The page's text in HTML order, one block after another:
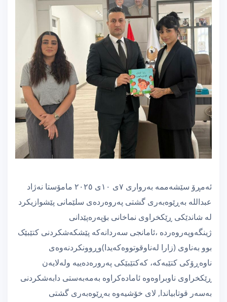
ئەمڕۆ سێشەممە بەرواری ٧ی ١٠ی ٢٠٢٥ مامۆستا نەژاد
عبداللە بەڕێوەبەری گشتی پەروەردەی سلێمانی پێشوازیکرد
لە شاندێکی ڕێکخراوی نماخانی بۆپەرەپێدانی
ژینگەوپەروەردە ،ئامانجی سەردانەکە پێشکەشکردنی کتێبێک
بوو بەناوی (زارا لەناوقوتووەکەیدا)وڕوونکردنەوەی
ناوەڕۆکی کتێبەکە، کەکتێبێکی پەرورەدەییە ولەلایەن
ڕێکخراوی ناوبراوەوە ئامادەکراوە بەمەبەستی دابەشکردنی
بەسەر قوتابیاندا, لای خۆشیەوە بەڕێوەبەری گشتی